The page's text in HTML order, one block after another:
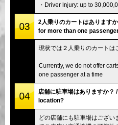
・Driver Injury: up to
03
2人乗りのカートはあります
for more than one
現状では２人乗りのカートは
Currently, we do not offer
one passenger at a time
04
店舗に駐車場はありますか
location?
どの店舗にも駐車場はござ